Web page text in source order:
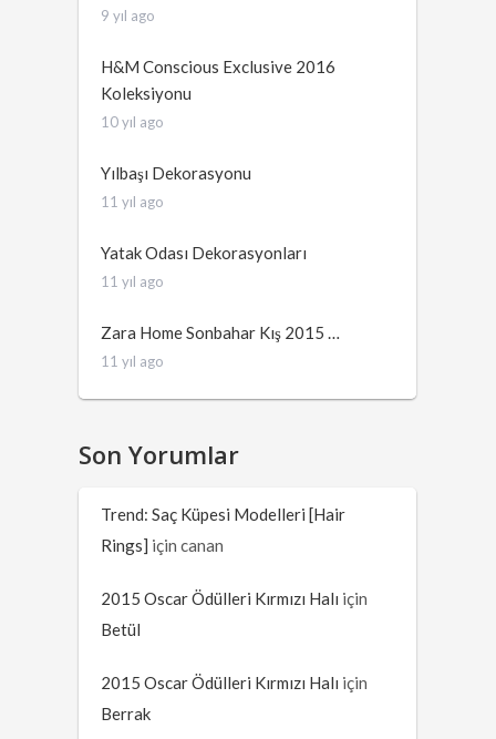
9 yıl ago
H&M Conscious Exclusive 2016
Koleksiyonu
10 yıl ago
Yılbaşı Dekorasyonu
11 yıl ago
Yatak Odası Dekorasyonları
11 yıl ago
Zara Home Sonbahar Kış 2015 …
11 yıl ago
Son Yorumlar
Trend: Saç Küpesi Modelleri [Hair
Rings] içincanan
2015 Oscar Ödülleri Kırmızı Halı için
Betül
2015 Oscar Ödülleri Kırmızı Halı için
Berrak